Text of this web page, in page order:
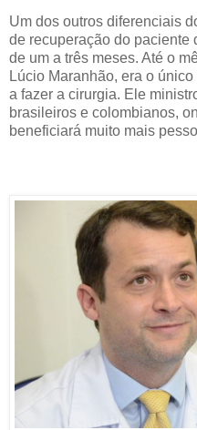
Um dos outros diferenciais
de recuperação do paciente
de um a três meses. Até o
Lúcio Maranhão, era o
a fazer a cirurgia. Ele
brasileiros e colombianos,
beneficiará muito mais